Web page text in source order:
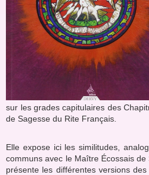
sur les grades capitulaires des
de Sagesse du Rite Français.
Elle expose ici les similitudes,
communs avec le Maître Écossais
présente les différentes versions